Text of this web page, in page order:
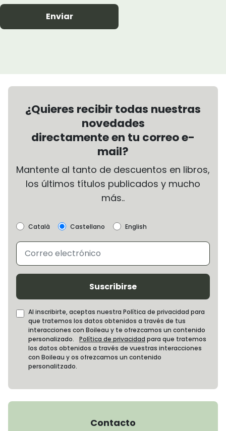
Enviar
¿Quieres recibir todas nuestras
novedades
directamente en tu correo e-
mail?
Mantente al tanto de descuentos en libros,
los últimos títulos publicados y mucho
más..
Català Castellano English
Suscribirse
Al inscribirte, aceptas nuestra Política de privacidad para
que tratemos los datos obtenidos a través de tus
interacciones con Boileau y te ofrezcamos un contenido
personalizado. Política de privacidad para que tratemos
los datos obtenidos a través de vuestras interacciones
con Boileau y os ofrezcamos un contenido
personalitzado.
Contacto